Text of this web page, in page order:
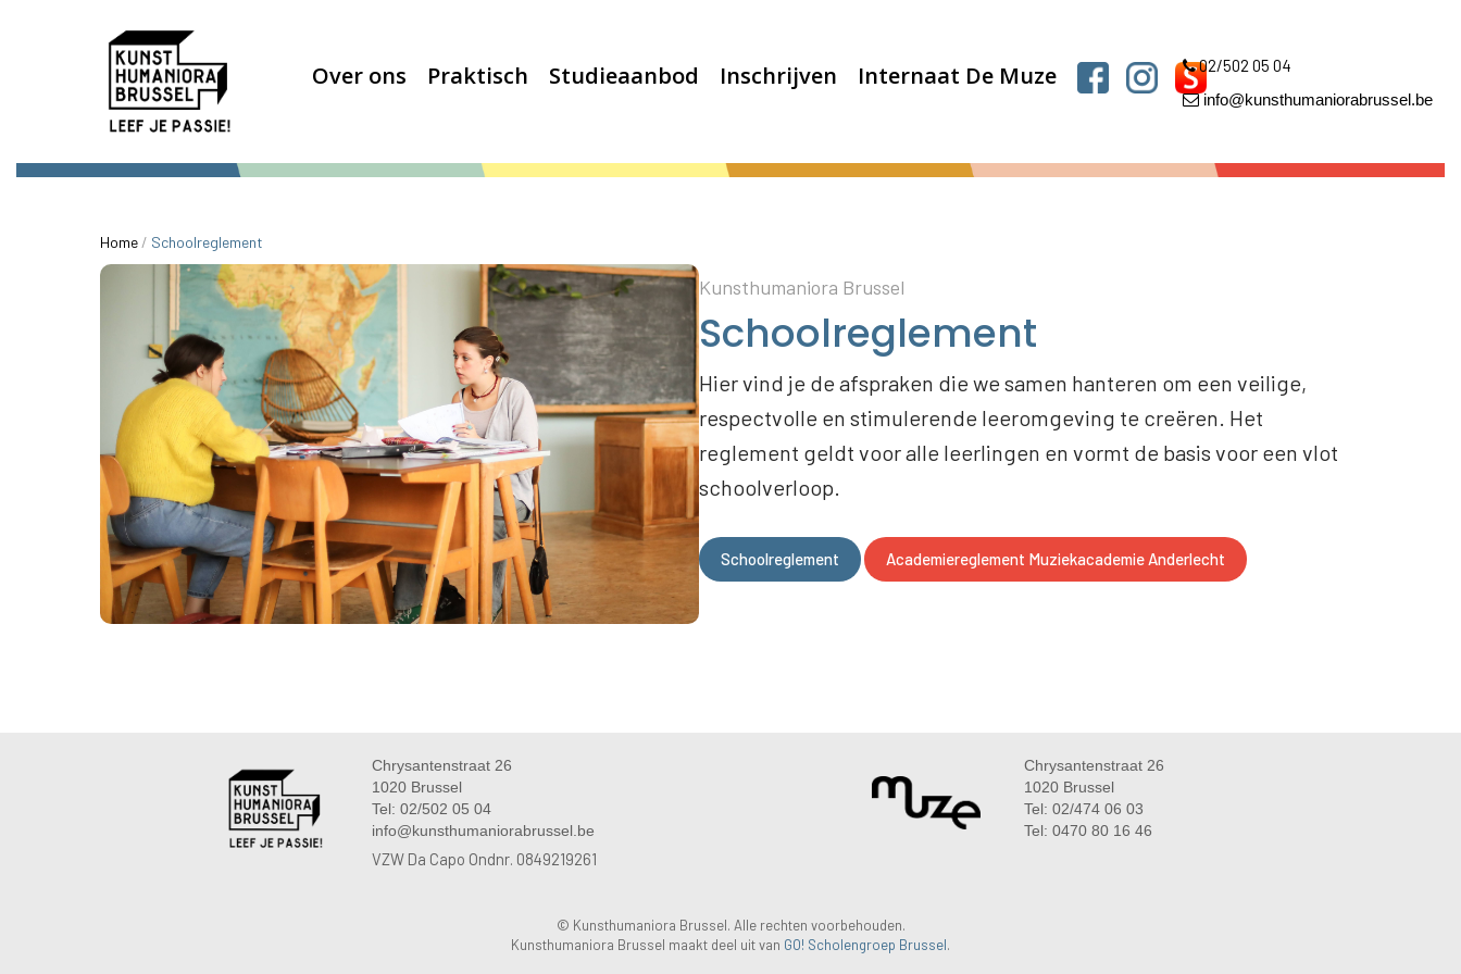
Over ons Praktisch Studieaanbod Inschrijven Internaat De Muze 02/502 05 04
info@kunsthumaniorabrussel.be
Home / Schoolreglement
Kunsthumaniora Brussel
Schoolreglement
Hier vind je de afspraken die we samen hanteren om een veilige,
respectvolle en stimulerende leeromgeving te creëren. Het
reglement geldt voor alle leerlingen en vormt de basis voor een vlot
schoolverloop.
Schoolreglement Academiereglement Muziekacademie Anderlecht
Chrysantenstraat 26
1020 Brussel
Tel: 02/502 05 04
info@kunsthumaniorabrussel.be
VZW Da Capo Ondnr. 0849219261
Chrysantenstraat 26
1020 Brussel
Tel: 02/474 06 03
Tel: 0470 80 16 46
© Kunsthumaniora Brussel. Alle rechten voorbehouden.
Kunsthumaniora Brussel maakt deel uit van GO! Scholengroep Brussel.